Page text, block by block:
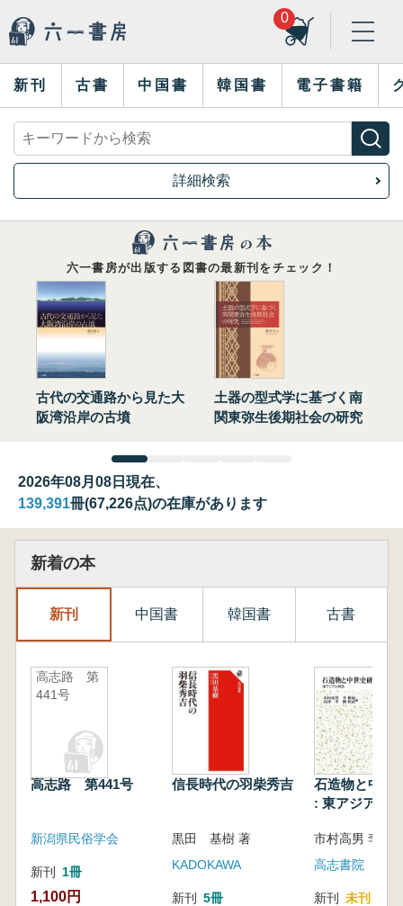
0
新刊 古書 中国書 韓国書 電子書籍
詳細検索
六一書房が出版する図書の最新刊をチェック！
古代の交通路から見た大
阪湾沿岸の古墳
土器の型式学に基づく南
関東弥生後期社会の研究
2026年08月08日現在、
139,391冊(67,226点)の在庫があります
新着の本
新刊 中国書 韓国書 古書
高志路 第
441号
高志路 第441号
新潟県民俗学会
新刊 1冊
1,100円
信長時代の羽柴秀吉
黒田 基樹 著
KADOKAWA
新刊 5冊
石造物と中世
: 東アジアと
高志書院
新刊 未刊